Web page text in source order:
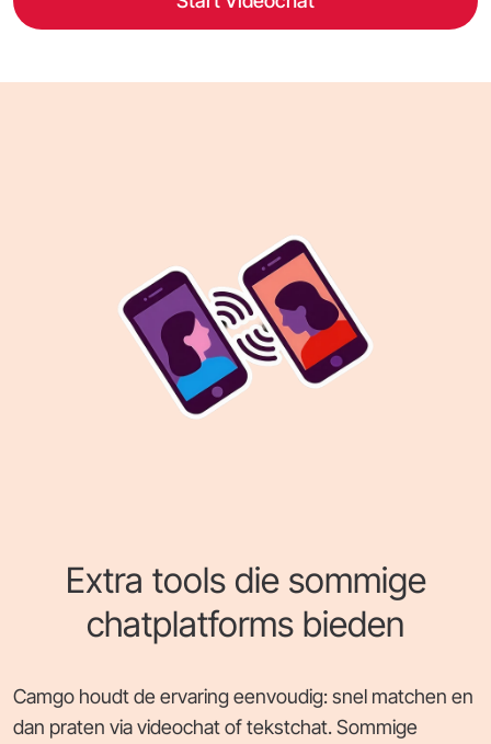
Extra tools die sommige
chatplatforms bieden
Camgo houdt de ervaring eenvoudig: snel matchen en
dan praten via videochat of tekstchat. Sommige